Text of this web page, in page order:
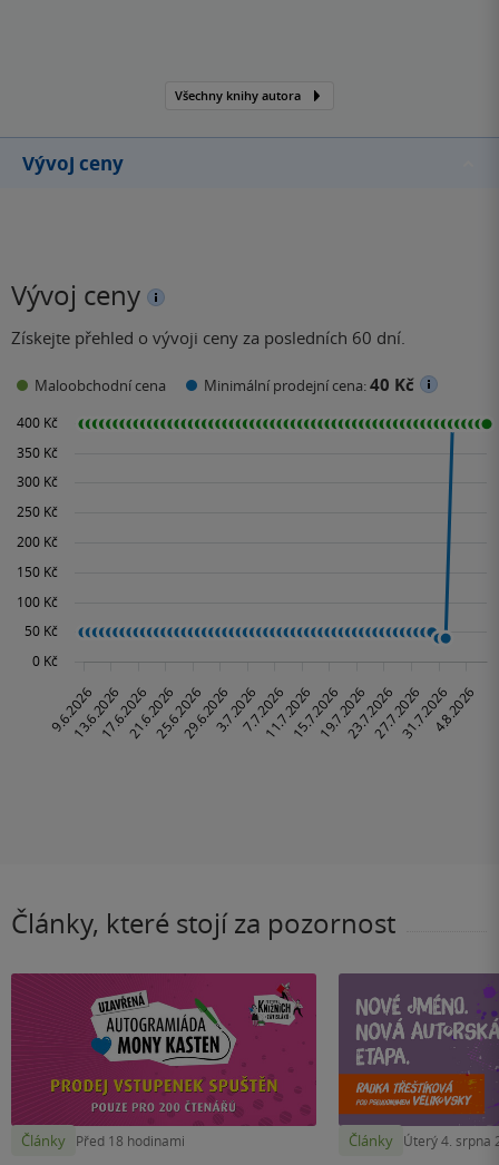
Všechny knihy autora
Vývoj ceny
Vývoj ceny
Získejte přehled o vývoji ceny za posledních 60 dní.
Maloobchodní cena Minimální prodejní cena:40 Kč
Články, které stojí za pozornost
Články Před 18 hodinami Články Úterý 4. srpna